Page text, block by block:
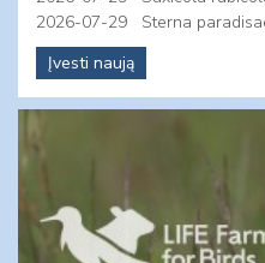
2026-07-29
Sterna
Įvesti naują